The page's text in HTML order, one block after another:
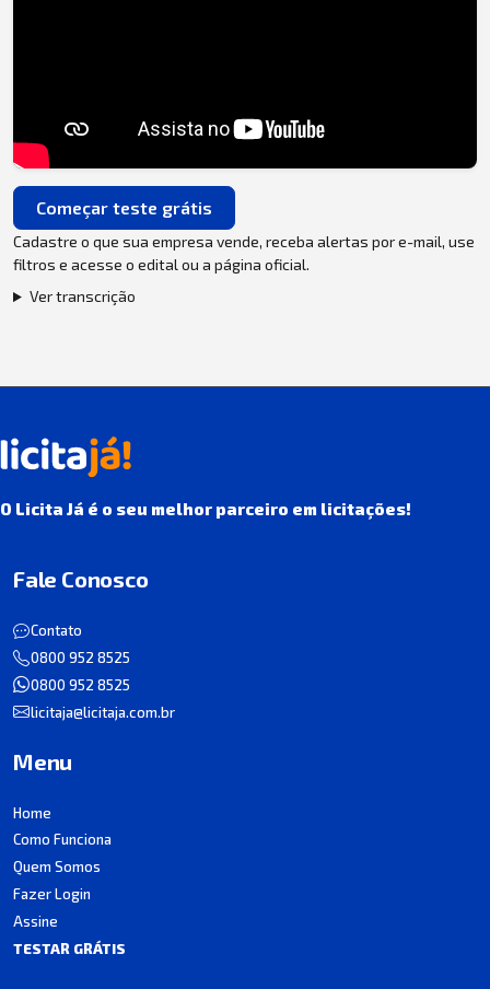
Começar teste grátis
Cadastre o que sua empresa vende, receba alertas por e-mail, use
filtros e acesse o edital ou a página oficial.
Ver transcrição
O Licita Já é o seu melhor parceiro em licitações!
Fale Conosco
Contato
0800 952 8525
0800 952 8525
licitaja@licitaja.com.br
Menu
Home
Como Funciona
Quem Somos
Fazer Login
Assine
TESTAR GRÁTIS